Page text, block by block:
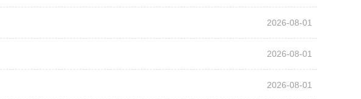
2026-08-01
2026-08-01
2026-08-01